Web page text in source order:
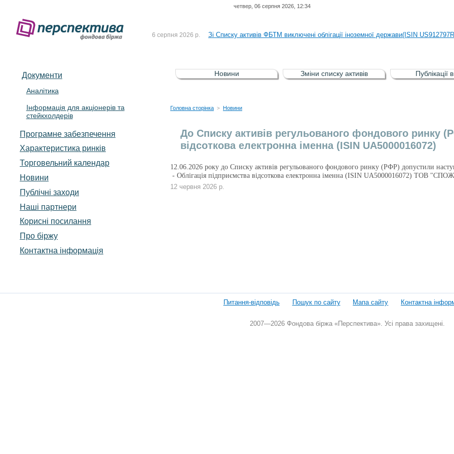
четвер, 06 серпня 2026, 12:34
До Списку активів регульованого фондового ринку (РФР) включена
6 серпня 2026 р. Зі Списку активів ФБТМ виключені облігації іноземної держави(ISIN
5 серпня 2026 р. Зі списку активів РФР виключені Облігація внутрішніх державних позик
4 серпня 2026 р. До Списку активів регульованого фондового ринку (РФР) включена
Документи
Аналітика
Інформація для акціонерів та
стейкхолдерів
Програмне забезпечення
Характеристика pинків
Торговельний календар
Новини
Публічні заходи
Наші партнери
Корисні посилання
Про біржу
Контактна інформація
Новини Зміни списку активів Публікації
Головна сторінка > Новини
До Списку активів регульованого фондового ринку
відсоткова електронна іменна (ISIN UA5000016072)
12.06.2026 року до Списку активів регульованого фондового ринку (РФР) допустили
- Облігація підприємства відсоткова електронна іменна (ISIN UA5000016072) ТОВ
12 червня 2026 р.
Питання-відповідь Пошук по сайту Мапа сайту Контактна
2007—2026 Фондова біржа «Перспектива». Усі права захищені.